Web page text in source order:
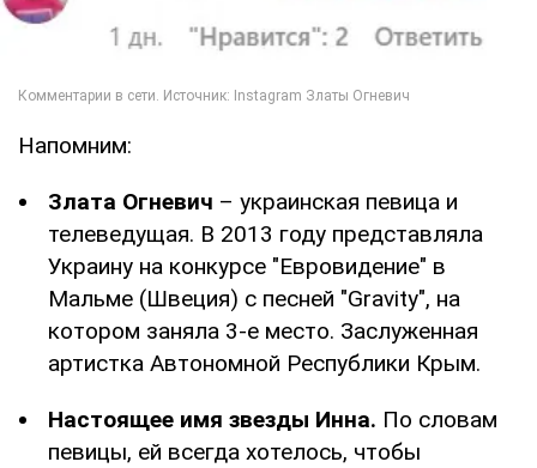
Напомним:
Злата Огневич – украинская певица и
телеведущая. В 2013 году представляла
Украину на конкурсе "Евровидение" в
Мальме (Швеция) с песней "Gravity", на
котором заняла 3-е место. Заслуженная
артистка Автономной Республики Крым.
Настоящее имя звезды Инна. По словам
певицы, ей всегда хотелось, чтобы